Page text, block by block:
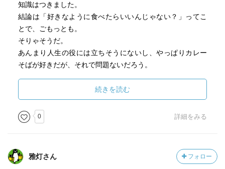
知識はつきました。
結論は「好きなように食べたらいいんじゃない？」ってこ
とで、ごもっとも。
そりゃそうだ。
あんまり人生の役には立ちそうにないし、やっぱりカレー
そばが好きだが、それで問題ないだろう。
でも、発見というか、読んで納得したことも。
・立ち食いそばでもうまいものは結構うまい
そう思ってたんだ。
・昔のそばのつけつゆは辛かったので1/3ぐらい。甘いのだ
ったらどっぷりつけたらいい。
続きを読む
0 詳細をみる
雅灯さん フォロー